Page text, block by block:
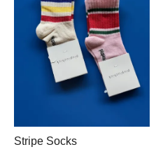
Stripe Socks